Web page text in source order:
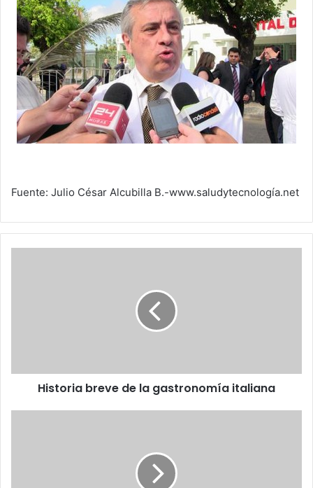
Fuente: Julio César Alcubilla B.-www.saludytecnología.net
Historia breve de la gastronomía italiana